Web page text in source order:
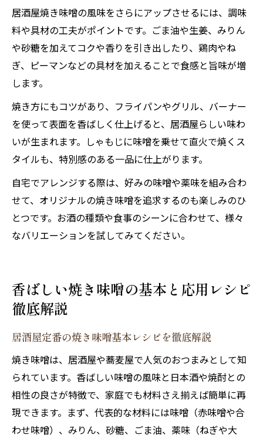
居酒屋焼き味噌の風味をさらにアップさせるには、調味
料や具材の工夫がポイントです。ごま油や生姜、みりん
や砂糖を加えてコクや香りを引き出したり、鶏肉やね
ぎ、ピーマンなどの具材を加えることで食感と旨味が増
します。
焼き方にもコツがあり、フライパンやグリル、バーナー
を使って表面を香ばしく仕上げると、居酒屋らしい味わ
いが生まれます。しゃもじに味噌を乗せて直火で焼くス
タイルも、特別感のある一品に仕上がります。
自宅でアレンジする際は、好みの味噌や薬味を組み合わ
せて、オリジナルの焼き味噌を追求するのも楽しみのひ
とつです。お酒の種類や食事のシーンに合わせて、様々
なバリエーションを試してみてください。
香ばしい焼き味噌の基本と応用レシピ
徹底解説
居酒屋定番の焼き味噌基本レシピを徹底解説
焼き味噌は、居酒屋や蕎麦屋で人気のおつまみとして知
られています。香ばしい味噌の風味と日本酒や焼酎との
相性の良さが特徴で、家庭でも材料さえ揃えば簡単に再
現できます。まず、代表的な材料には味噌（赤味噌や合
わせ味噌）、みりん、砂糖、ごま油、薬味（ねぎや大